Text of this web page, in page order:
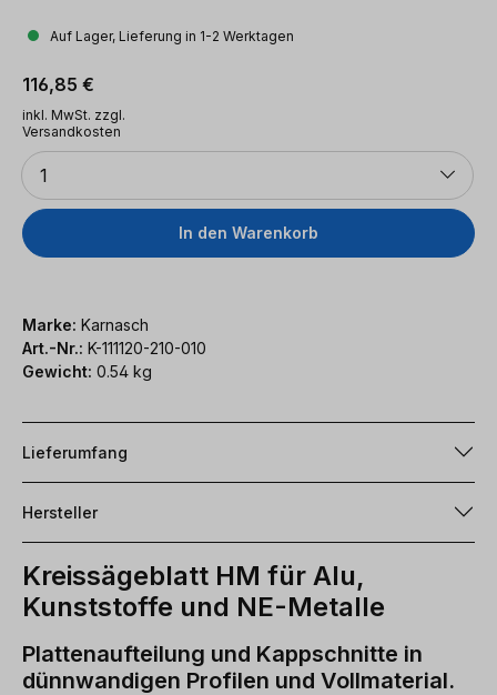
Auf Lager, Lieferung in 1-2 Werktagen
Regulärer Preis:
116,85 €
inkl. MwSt. zzgl.
Versandkosten
Anzahl
1
In den Warenkorb
Marke: Karnasch
Art.-Nr.: K-111120-210-010
Gewicht: 0.54 kg
Lieferumfang
Hersteller
Kreissägeblatt HM für Alu,
Kunststoffe und NE-Metalle
Plattenaufteilung und Kappschnitte in
dünnwandigen Profilen und Vollmaterial.